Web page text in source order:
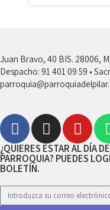
Juan Bravo, 40 BIS. 28006,
Despacho: 91 401 09 59 •
¿QUIERES ESTAR AL DÍA
PARROQUIA? PUEDES
BOLETÍN.